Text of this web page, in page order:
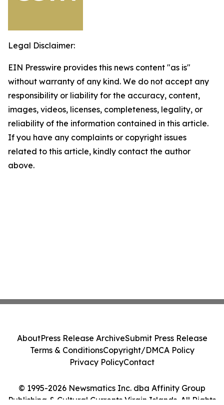
Legal Disclaimer:
EIN Presswire provides this news content "as is"
without warranty of any kind. We do not accept any
responsibility or liability for the accuracy, content,
images, videos, licenses, completeness, legality, or
reliability of the information contained in this article.
If you have any complaints or copyright issues
related to this article, kindly contact the author
above.
© 1995-2026 Newsmatics Inc. dba Affinity Group
Publishing & Cultural Currents Virgin Islands. All Rights
AboutPress Release ArchiveSubmit Press Release
Terms & ConditionsCopyright/DMCA Policy
Privacy PolicyContact